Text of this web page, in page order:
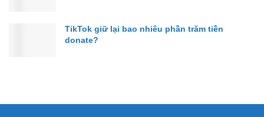
TikTok giữ lại bao nhiêu phần trăm tiền
donate?